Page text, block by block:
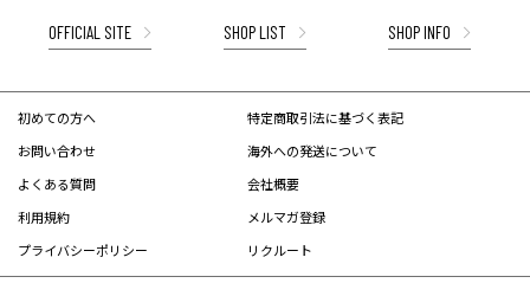
OFFICIAL SITE SHOP LIST SHOP INFO
初めての方へ
お問い合わせ
よくある質問
利用規約
プライバシーポリシー
特定商取引法に基づく表記
海外への発送について
会社概要
メルマガ登録
リクルート